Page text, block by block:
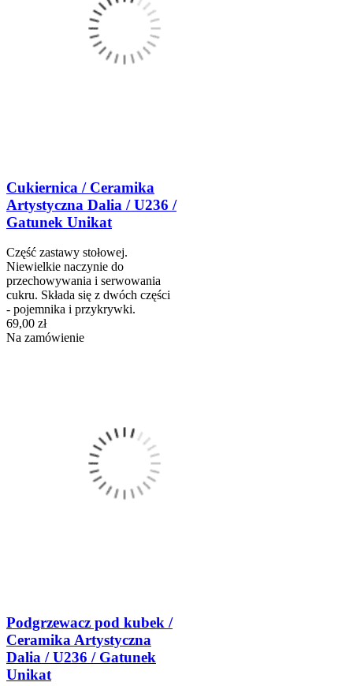
Cukiernica / Ceramika
Artystyczna Dalia / U236 /
Gatunek Unikat
Część zastawy stołowej.
Niewielkie naczynie do
przechowywania i serwowania
cukru. Składa się z dwóch części
- pojemnika i przykrywki.
69,00 zł
Na zamówienie
Podgrzewacz pod kubek /
Ceramika Artystyczna
Dalia / U236 / Gatunek
Unikat